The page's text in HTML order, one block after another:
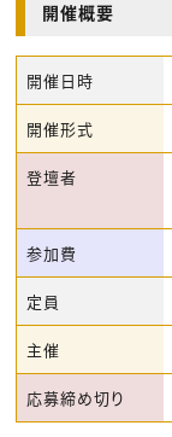
開催概要
開催日時
開催形式
登壇者
参加費
定員
主催
応募締め切り